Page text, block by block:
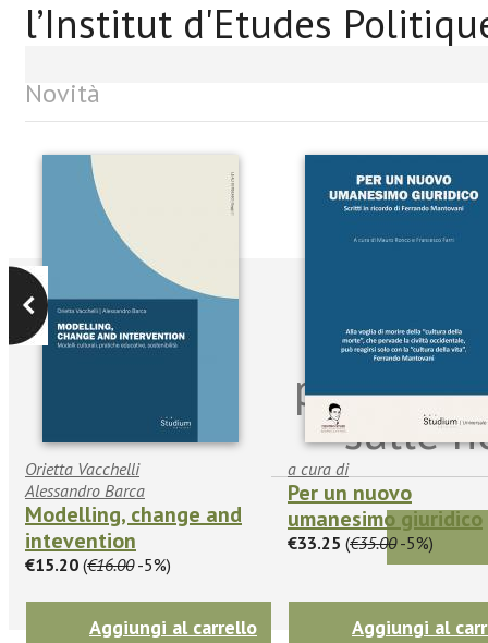
l’Institut d'Etudes
Novità
Orietta Vacchelli
Alessandro Barca
Modelling, change and
intevention
€15.20 (€16.00-5%)
Aggiungi al carrello
a cura di
Per un nuovo
umanesimo giuridico
€33.25 (€35.00-5%)
Aggiungi al
Iscriviti
per
sulle